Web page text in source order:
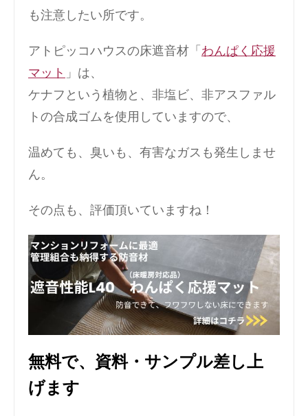
も注意したい所です。
アトピッコハウスの床遮音材「 わんぱく応援
マット 」は、
ケナフという植物と、非塩ビ、非アスファル
トの合成ゴムを使用していますので、
温めても、臭いも、有害なガスも発生しませ
ん。
その点も、評価頂いていますね！
無料で、資料・サンプル差し上
げます